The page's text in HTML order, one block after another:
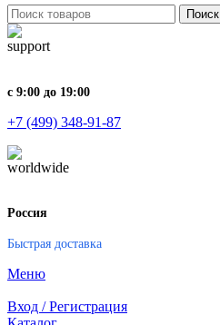
Поиск
с 9:00 до 19:00
+7 (499) 348-91-87
Россия
Быстрая доставка
Меню
Вход / Регистрация